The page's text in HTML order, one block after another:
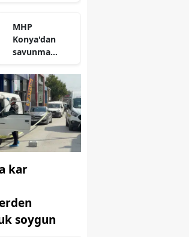
açıklandı
MHP
Konya'dan
savunma
yeni hamle: İlk
toplantı
yapıldı!
kar
soygun